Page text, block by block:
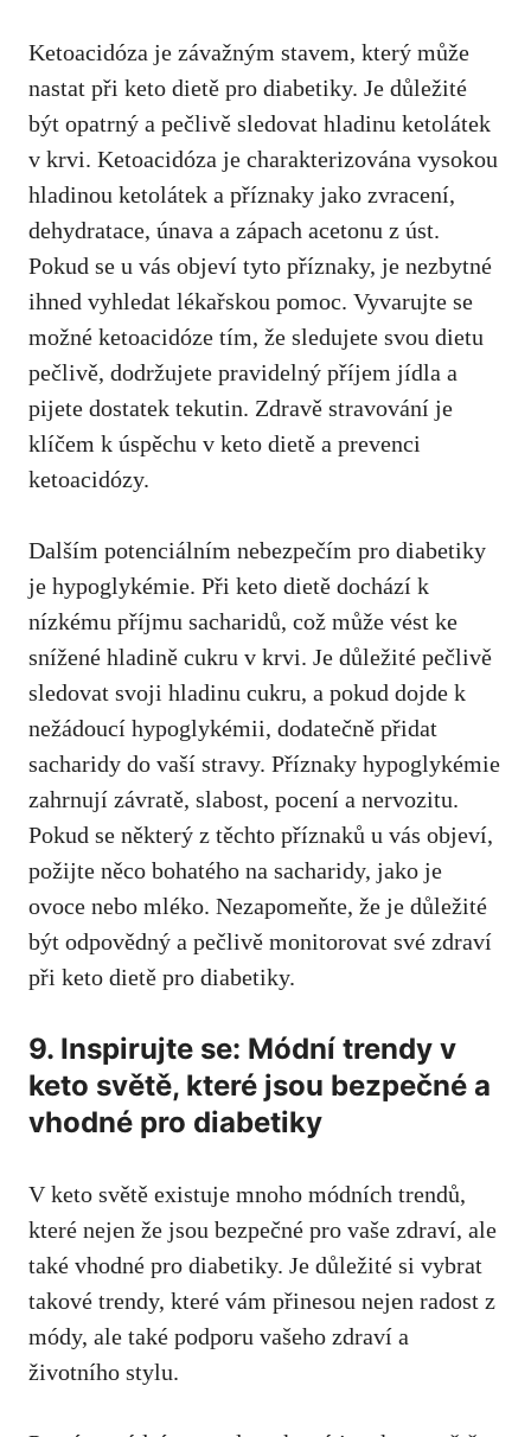
Ketoacidóza ⁤je závažným stavem, který může
nastat⁢ při keto dietě pro diabetiky. Je důležité
být opatrný a pečlivě sledovat hladinu ketolátek
v krvi. Ketoacidóza ⁤je charakterizována vysokou
hladinou ketolátek a příznaky jako zvracení,
dehydratace, únava a zápach acetonu z úst.
Pokud se u vás⁢ objeví tyto příznaky, je nezbytné
ihned vyhledat lékařskou pomoc. Vyvarujte ‍se
možné ketoacidóze tím, že sledujete svou dietu
pečlivě,⁣ dodržujete pravidelný příjem jídla a
pijete dostatek tekutin. Zdravě stravování je
klíčem ⁣k úspěchu v keto dietě a prevenci
ketoacidózy.
Dalším potenciálním nebezpečím pro ⁤diabetiky
je hypoglykémie. Při keto dietě dochází k
nízkému příjmu ⁤sacharidů, což může vést ke
snížené hladině cukru v krvi. Je ‌důležité pečlivě
sledovat‍ svoji hladinu cukru, a pokud dojde k
nežádoucí hypoglykémii, dodatečně přidat
sacharidy do vaší stravy. Příznaky hypoglykémie
​zahrnují závratě, slabost, ‌pocení a nervozitu.
Pokud se některý z těchto příznaků u vás objeví,⁣
požijte‌ něco bohatého na sacharidy, jako je
ovoce nebo mléko. Nezapomeňte, že je důležité
být odpovědný a pečlivě monitorovat své zdraví
při keto dietě pro diabetiky.
9. Inspirujte se: Módní trendy⁣ v
keto světě, které jsou bezpečné a
vhodné pro diabetiky
V keto světě existuje mnoho módních trendů,
které nejen že jsou bezpečné pro vaše zdraví, ⁢ale⁣
také vhodné pro diabetiky. Je důležité si vybrat ​
takové trendy, které vám přinesou nejen radost z
módy, ale také podporu vašeho zdraví a
životního stylu.